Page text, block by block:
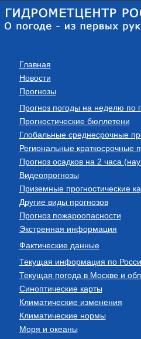
Главная
Новости
Прогнозы
Прогноз погоды на неделю по
Прогностические бюллетени
Глобальные среднесрочные
Региональные краткосрочные
Прогноз осадков на 2 часа
Видеопрогнозы
Приземные прогностические
Другие виды прогнозов
Прогноз пожароопасности
Экстренная информация
Фактические данные
Текущая информация по
Текущая погода в Москве и
Синоптические карты
Климатические изменения
Климатические нормы
Моря и океаны